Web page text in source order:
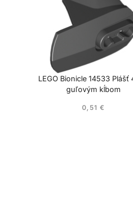
LEGO Bionicle 14533 Plášť
guľovým kĺbom
0,51€